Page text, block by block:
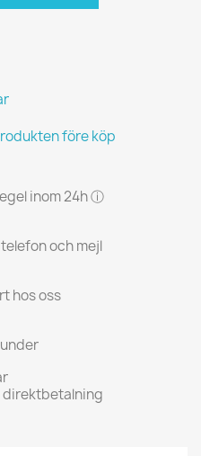
före köp
inom 24h ⓘ
och mejl
hos oss
direktbetalning